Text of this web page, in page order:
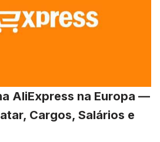
AliExpress na Europa —
Cargos, Salários e